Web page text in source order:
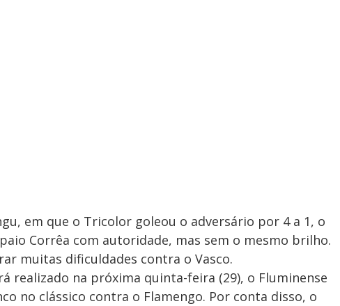
em que o Tricolor goleou o adversário por 4 a 1, o
Corrêa com autoridade, mas sem o mesmo brilho.
muitas dificuldades contra o Vasco.
realizado na próxima quinta-feira (29), o Fluminense
no clássico contra o Flamengo. Por conta disso, o